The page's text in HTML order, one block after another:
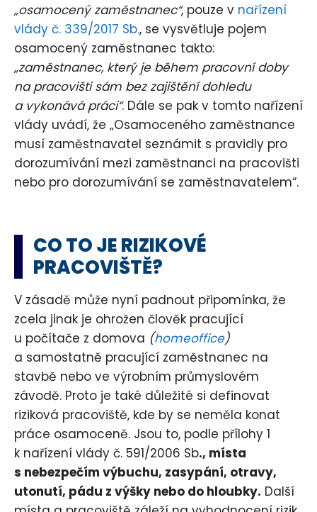
„osamocený zaměstnanec“, pouze v nařízení
vlády č. 339/2017 Sb., se vysvětluje pojem
osamocený zaměstnanec takto:
„zaměstnanec, který je během pracovní doby
na pracovišti sám bez zajištění dohledu
a vykonává práci“. Dále se pak v tomto nařízení
vlády uvádí, že „Osamoceného zaměstnance
musí zaměstnavatel seznámit s pravidly pro
dorozumívání mezi zaměstnanci na pracovišti
nebo pro dorozumívání se zaměstnavatelem“.
CO TO JE RIZIKOVÉ
PRACOVIŠTĚ?
V zásadě může nyní padnout připomínka, že
zcela jinak je ohrožen člověk pracující
u počítače z domova (homeoffice)
a samostatně pracující zaměstnanec na
stavbě nebo ve výrobním průmyslovém
závodě. Proto je také důležité si definovat
riziková pracoviště, kde by se neměla konat
práce osamoceně. Jsou to, podle přílohy 1
k nařízení vlády č. 591/2006 Sb., místa
s nebezpečím výbuchu, zasypání, otravy,
utonutí, pádu z výšky nebo do hloubky. Další